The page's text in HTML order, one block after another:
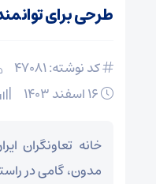
طرحی برای
کد نوشته: 47081
خانه تعاونگران
مدون، گامی در